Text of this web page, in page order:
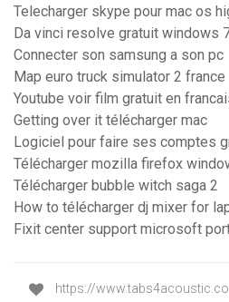
Telecharger skype pour mac os
Da vinci resolve gratuit windows
Connecter son samsung a son pc
Map euro truck simulator 2 france
Youtube voir film gratuit en
Getting over it télécharger mac
Logiciel pour faire ses comptes
Télécharger mozilla firefox
Télécharger bubble witch saga 2
How to télécharger dj mixer for
Fixit center support microsoft
https://